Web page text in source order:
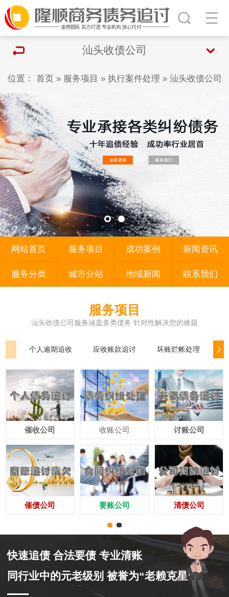
汕头收债公司
位置： 首页» 服务项目 » 执行案件处理 » 汕头收债公司
网站首页 服务项目 成功案例 新闻资讯
服务分类 城市分站 地域新闻 联系我们
服务项目
汕头收债公司服务涵盖多类债务 针对性解决您的难题
个人逾期追收 应收账款追讨 坏账烂帐处理
催收公司
催债公司
收账公司
要账公司
讨账公司
清债公司
快速追债 合法要债 专业清账
同行业中的元老级别 被誉为“老赖克星”